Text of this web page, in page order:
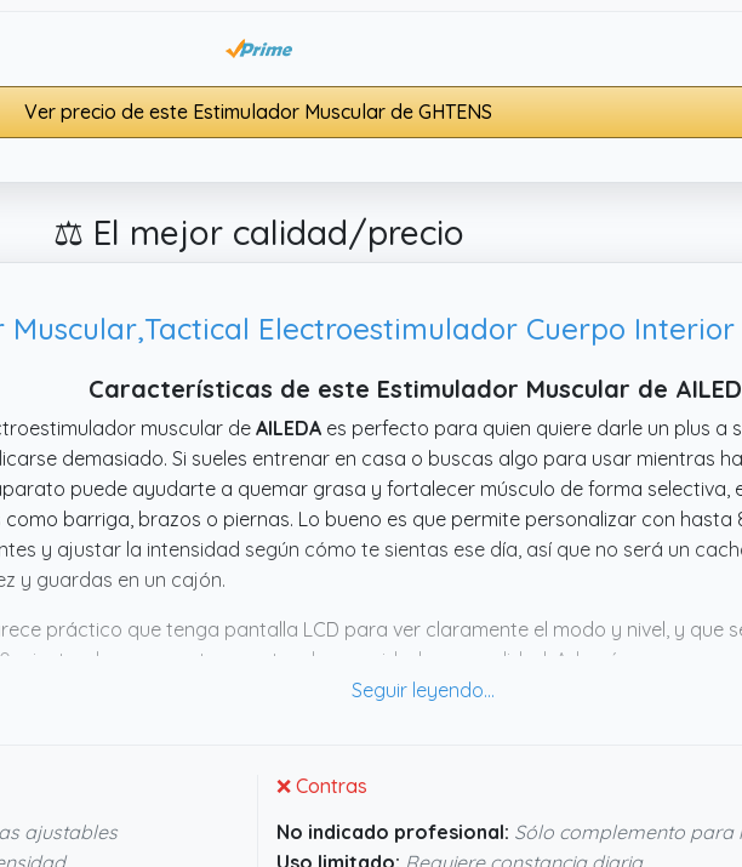
Ver precio de este Estimulador Muscular de GHTENS
⚖️ El mejor calidad/precio
Muscular,Tactical Electroestimulador Cuerpo
Características de este Estimulador Muscular de
muscular de AILEDA es perfecto para quien quiere darle un plus a
demasiado. Si sueles entrenar en casa o buscas algo para usar mientras
puede ayudarte a quemar grasa y fortalecer músculo de forma selectiva,
como barriga, brazos o piernas. Lo bueno es que permite personalizar con hasta
y ajustar la intensidad según cómo te sientas ese día, así que no será un
y guardas en un cajón.
práctico que tenga pantalla LCD para ver claramente el modo y nivel, y que
minutos, lo que aporta un extra de seguridad y comodidad. Además, se carga
mucho no depender de pilas. Aunque no lo he probado, su diseño compacto y
ajustables
❌ Contras
No indicado profesional: Sólo complemento para
Uso limitado: Requiere constancia diaria